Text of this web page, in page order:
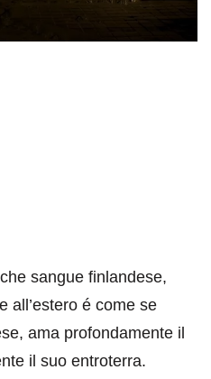
sangue finlandese,
all’estero é come se
ama profondamente il
il suo entroterra.